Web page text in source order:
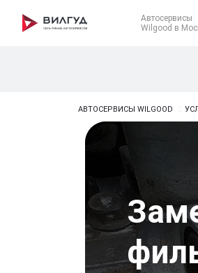
Автосервисы
Wilgood в
АВТОСЕРВИСЫ WILGOOD